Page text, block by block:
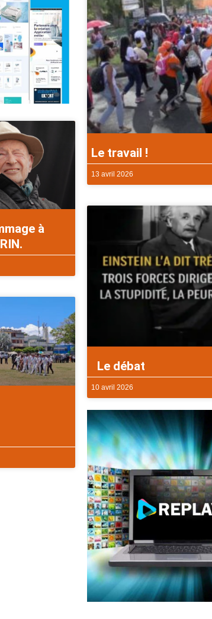
à
Le travail !
13 avril 2026
Le débat
10 avril 2026